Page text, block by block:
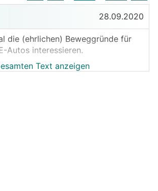
28.09.2020
die (ehrlichen) Beweggründe für
Autos interessieren.
auch 2 Anschlüsse
Text anzeigen